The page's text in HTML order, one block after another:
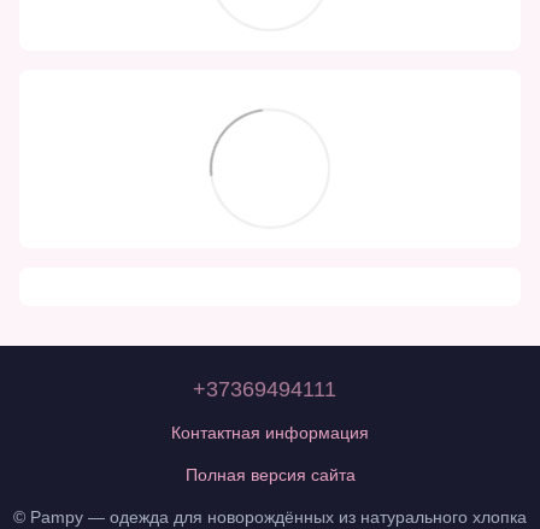
+37369494111
Контактная информация
Полная версия сайта
© Pampy — одежда для новорождённых из натурального хлопка